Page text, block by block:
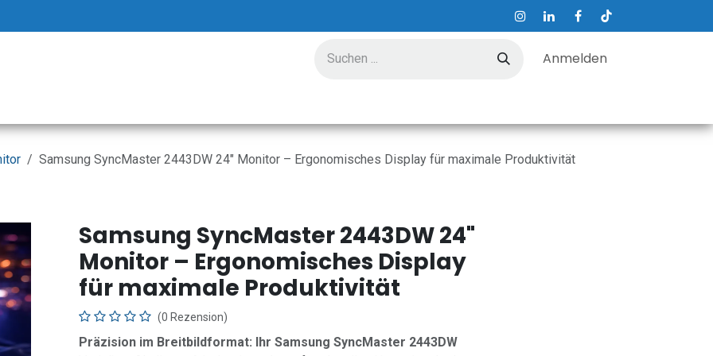
Anmelden
Samsung SyncMaster 2443DW 24" Monitor – Ergonomisches Display für maximale Produktivität
Samsung SyncMaster 2443DW 24"
Monitor – Ergonomisches Display
für maximale Produktivität
(0 Rezension)
Präzision im Breitbildformat: Ihr Samsung SyncMaster 2443DW